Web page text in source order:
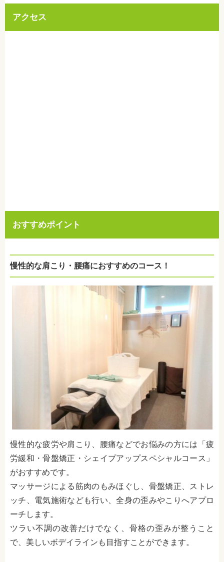
アクセス
おすすめポイント
慢性的な肩こり・腰痛におすすめのコース！
慢性的な疲労や肩こり、腰痛などでお悩みの方には「疲
労緩和・骨盤矯正・シェイプアップスペシャルコース」
がおすすめです。
マッサージによる筋肉のもみほぐし、骨盤矯正、ストレ
ッチ、電気施術なども行い、全身の歪みやこりへアプロ
ーチします。
ツラい不調の改善だけでなく、骨格の歪みが整うこと
で、美しいボデイラインも目指すことができます。